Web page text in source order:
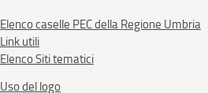
Elenco caselle PEC della Regione Umbria
Link utili
Elenco Siti tematici
Uso del logo